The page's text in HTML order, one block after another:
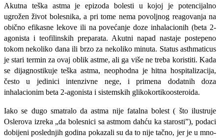
Akutna teška astma je epizoda bolesti u kojoj je potencijalno
ugrožen život bolesni­ka, a pri tome nema povoljnog reagovanja na
obično efikasne lekove ili na povećanje doze inhalacionih (beta 2-
agonista i teofilinskih preparata. Akutni napad nastaje poste­peno
tokom nekoliko dana ili brzo za ne­koliko minuta. Status asthmaticus
je stari termin za ovaj oblik astme, ali ga više ne treba koristiti. Kada
se dijagnostikuje teška astma, neophodna je hitna hospitalizacija,
često u jedinici intenzivne nege, i primena dodatnih doza
inhalacionim beta 2-agonista i sistemskih glikokortikoosteroida.
Iako se dugo smatralo da astma nije fa­talna bolest ( što ilustruje
Oslerova izreka „da bolesnici sa astmom dahću ka staro­sti”), podaci
dobijeni poslednjih godina pokazali su da to nije tačno, jer je u mno­